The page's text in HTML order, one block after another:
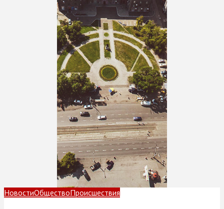
НовостиОбществоПроисшествия